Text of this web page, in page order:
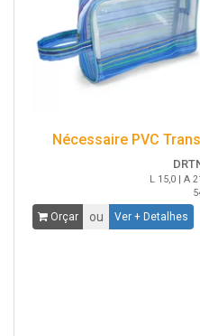
Nécessaire PVC
L 15,0 | A
Orçar ou Ver + Detalhes